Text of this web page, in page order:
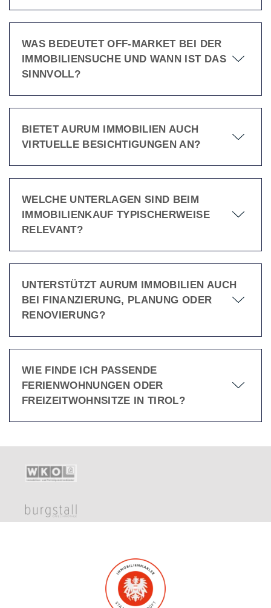
WAS BEDEUTET OFF-MARKET BEI DER
IMMOBILIENSUCHE UND WANN IST DAS
SINNVOLL?
BIETET AURUM IMMOBILIEN AUCH
VIRTUELLE BESICHTIGUNGEN AN?
WELCHE UNTERLAGEN SIND BEIM
IMMOBILIENKAUF TYPISCHERWEISE
RELEVANT?
UNTERSTÜTZT AURUM IMMOBILIEN AUCH
BEI FINANZIERUNG, PLANUNG ODER
RENOVIERUNG?
WIE FINDE ICH PASSENDE
FERIENWOHNUNGEN ODER
FREIZEITWOHNSITZE IN TIROL?